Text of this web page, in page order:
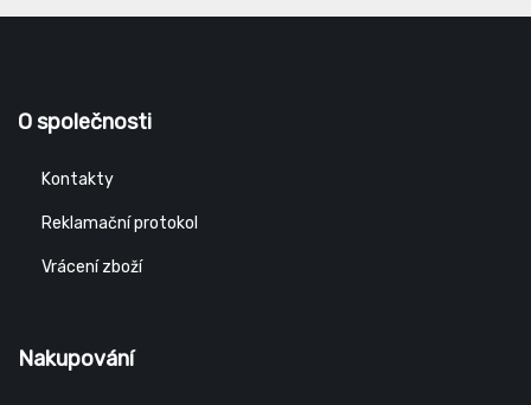
O společnosti
Kontakty
Reklamační protokol
Vrácení zboží
Nakupování